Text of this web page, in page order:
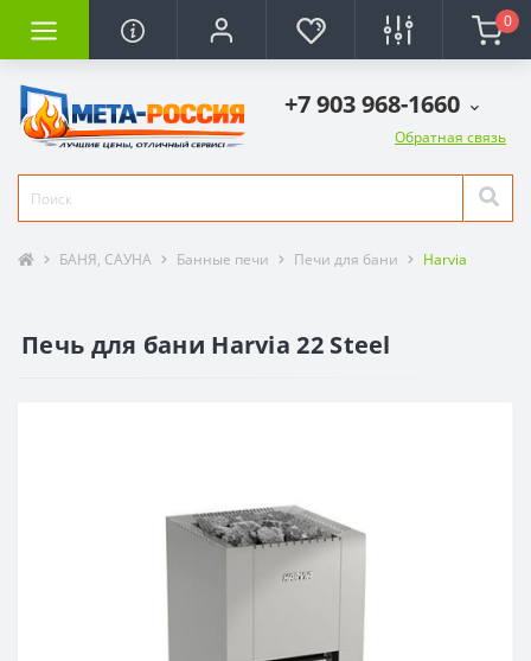
0
+7 903 968-1660
Обратная связь
БАНЯ, САУНА Банные печи Печи для бани Harvia
Печь для бани Harvia 22 Steel